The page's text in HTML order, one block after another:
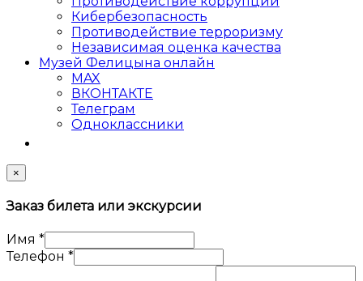
Кибер­безопасность
Противодействие терроризму
Независимая оценка качества
Музей Фелицына онлайн
MAX
ВКОНТАКТЕ
Телеграм
Одноклассники
×
Заказ билета или экскурсии
Имя *
Телефон *